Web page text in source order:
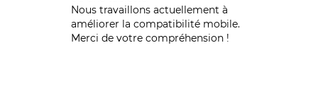
Nous travaillons actuellement à
améliorer la compatibilité mobile.
Merci de votre compréhension !